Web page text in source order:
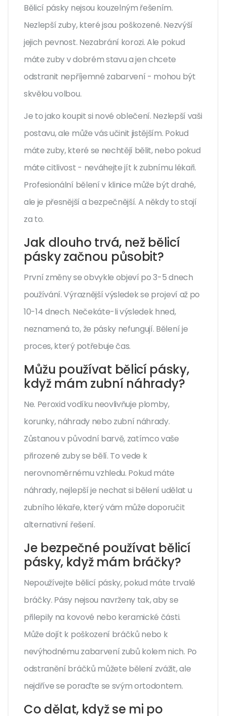
Bělicí pásky nejsou kouzelným řešením.
Nezlepší zuby, které jsou poškozené. Nezvýší
jejich pevnost. Nezabrání korozi. Ale pokud
máte zuby v dobrém stavu a jen chcete
odstranit nepříjemné zabarvení - mohou být
skvělou volbou.
Je to jako koupit si nové oblečení. Nezlepší vaši
postavu, ale může vás učinit jistějším. Pokud
máte zuby, které se nechtějí bělit, nebo pokud
máte citlivost - neváhejte jít k zubnímu lékaři.
Profesionální bělení v klinice může být drahé,
ale je přesnější a bezpečnější. A někdy to stojí
za to.
Jak dlouho trvá, než bělicí
pásky začnou působit?
První změny se obvykle objeví po 3-5 dnech
používání. Výraznější výsledek se projeví až po
10-14 dnech. Nečekáte-li výsledek hned,
neznamená to, že pásky nefungují. Bělení je
proces, který potřebuje čas.
Můžu používat bělicí pásky,
když mám zubní náhrady?
Ne. Peroxid vodíku neovlivňuje plomby,
korunky, náhrady nebo zubní náhrady.
Zůstanou v původní barvě, zatímco vaše
přirozené zuby se bělí. To vede k
nerovnoměrnému vzhledu. Pokud máte
náhrady, nejlepší je nechat si bělení udělat u
zubního lékaře, který vám může doporučit
alternativní řešení.
Je bezpečné používat bělicí
pásky, když mám bráčky?
Nepoužívejte bělicí pásky, pokud máte trvalé
bráčky. Pásy nejsou navrženy tak, aby se
přilepily na kovové nebo keramické části.
Může dojít k poškození bráčků nebo k
nevýhodnému zabarvení zubů kolem nich. Po
odstranění bráčků můžete bělení zvážit, ale
nejdříve se poraďte se svým ortodontem.
Co dělat, když se mi po